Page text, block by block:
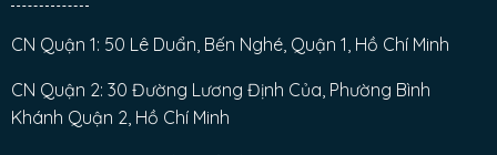
CN Quận 1: 50 Lê Duẩn, Bến Nghé, Quận 1, Hồ Chí Minh
CN Quận 2: 30 Đường Lương Định Của, Phường Bình
Khánh Quận 2, Hồ Chí Minh